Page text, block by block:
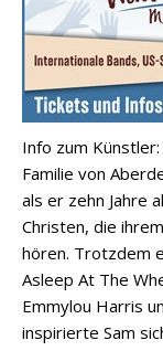
Info zum
Familie von
als er zehn Jahre
Christen, die
hören. Trotzdem
Asleep At The
Emmylou Harris
inspirierte Sam